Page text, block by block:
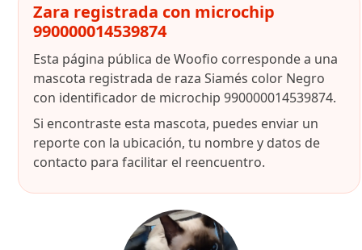
Zara registrada con microchip
990000014539874
Esta página pública de Woofio corresponde a una
mascota registrada de raza Siamés color Negro
con identificador de microchip 990000014539874.
Si encontraste esta mascota, puedes enviar un
reporte con la ubicación, tu nombre y datos de
contacto para facilitar el reencuentro.